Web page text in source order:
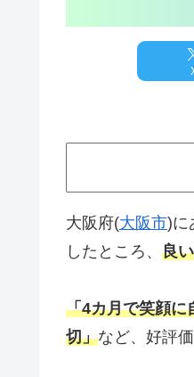
大阪府(大阪市)に
したところ、 良
「4カ月で笑顔に
切」など、好評